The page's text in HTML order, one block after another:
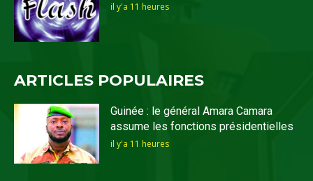
il y'a 11 heures
ARTICLES POPULAIRES
Guinée : le général Amara Camara
assume les fonctions présidentielles
il y'a 11 heures